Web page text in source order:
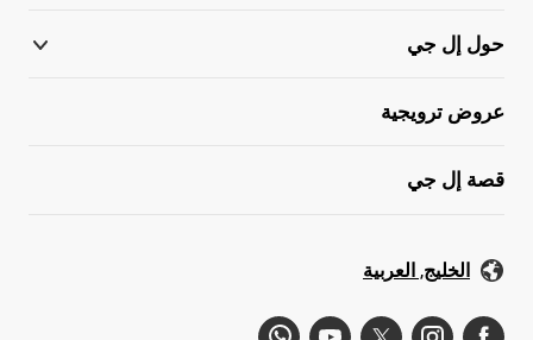
حول إل جي
عروض ترويجية
قصة إل جي
الخليج, العربية